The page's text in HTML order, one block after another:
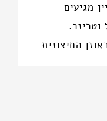
מגיעים
וטרינר.
החיצונית